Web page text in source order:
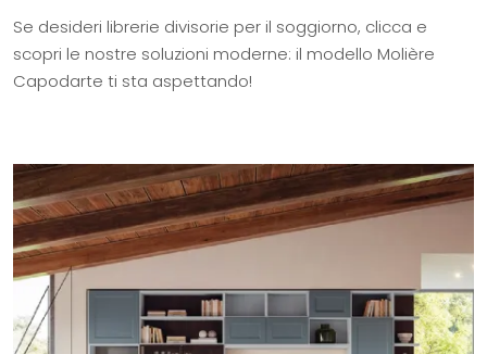
Se desideri librerie divisorie per il soggiorno, clicca e
scopri le nostre soluzioni moderne: il modello Molière
Capodarte ti sta aspettando!